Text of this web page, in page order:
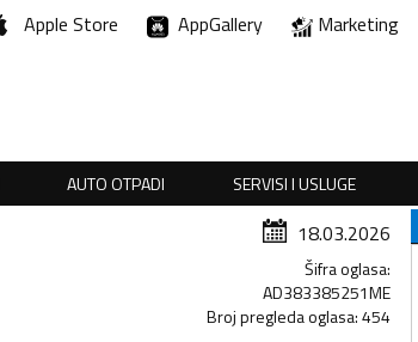
Apple Store AppGallery Marketing
AUTO OTPADI SERVISI I USLUGE
18.03.2026
Šifra oglasa:
AD383385251ME
Broj pregleda oglasa:454